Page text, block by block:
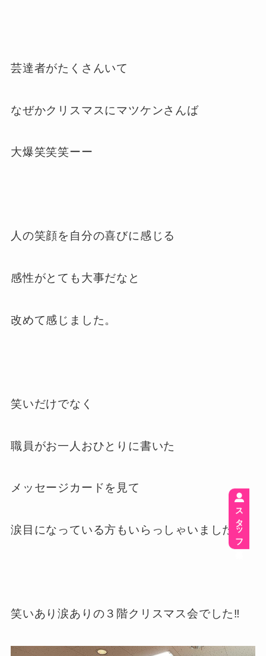
芸達者がたくさんいて
なぜかクリスマスにマツケンさんば
大爆笑笑笑ーー
人の笑顔を自分の喜びに感じる
感性がとても大事だなと
改めて感じました。
笑いだけでなく
職員がお一人おひとりに書いた
メッセージカードを見て
涙目になっている方もいらっしゃいました。
笑いあり涙ありの３階クリスマス会でした‼︎
スタッフ募集